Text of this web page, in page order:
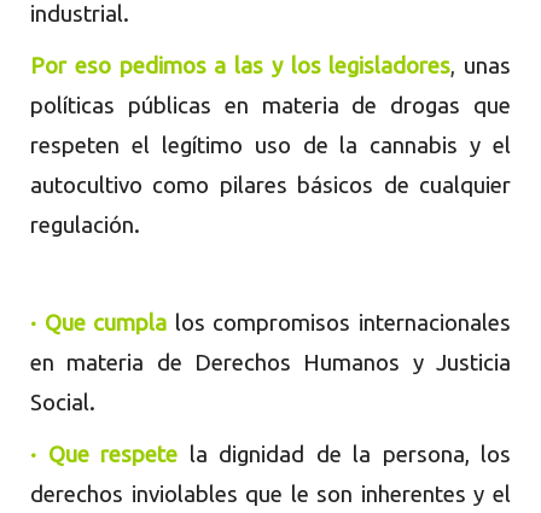
industrial.
Por eso pedimos a las y los legisladores, unas
políticas públicas en materia de drogas que
respeten el legítimo uso de la cannabis y el
autocultivo como pilares básicos de cualquier
regulación.
· Que cumpla los compromisos internacionales
en materia de Derechos Humanos y Justicia
Social.
· Que respete la dignidad de la persona, los
derechos inviolables que le son inherentes y el